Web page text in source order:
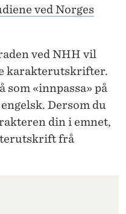
ved Norges
ved NHH vil
karakterutskrifter.
som «innpassa» på
Dersom du
din i emnet,
frå